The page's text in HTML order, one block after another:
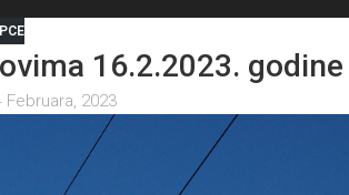
16.2.2023. godine
Februara, 2023